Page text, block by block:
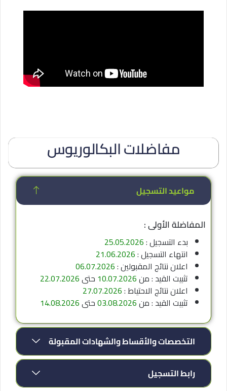
مفاضلات البكالوريوس
مواعيد التسجيل
المفاضلة الأولى :
بدء التسجيل :25.05.2026
انتهاء التسجيل :21.06.2026
اعلان نتائج المقبولين :06.07.2026
تثبيت القيد : من10.07.2026 حتى22.07.2026
اعلان نتائج الاحتياط :27.07.2026
تثبيت القيد : من03.08.2026حتى14.08.2026
التخصصات والأقساط والشهادات المقبولة
رابط التسجيل